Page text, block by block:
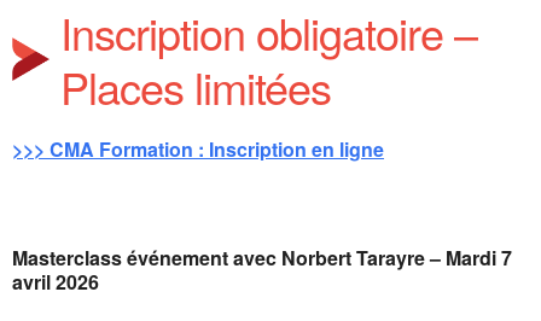
Inscription obligatoire –
Places limitées
>>> CMA Formation : Inscription en ligne
Masterclass événement avec Norbert Tarayre – Mardi 7
avril 2026